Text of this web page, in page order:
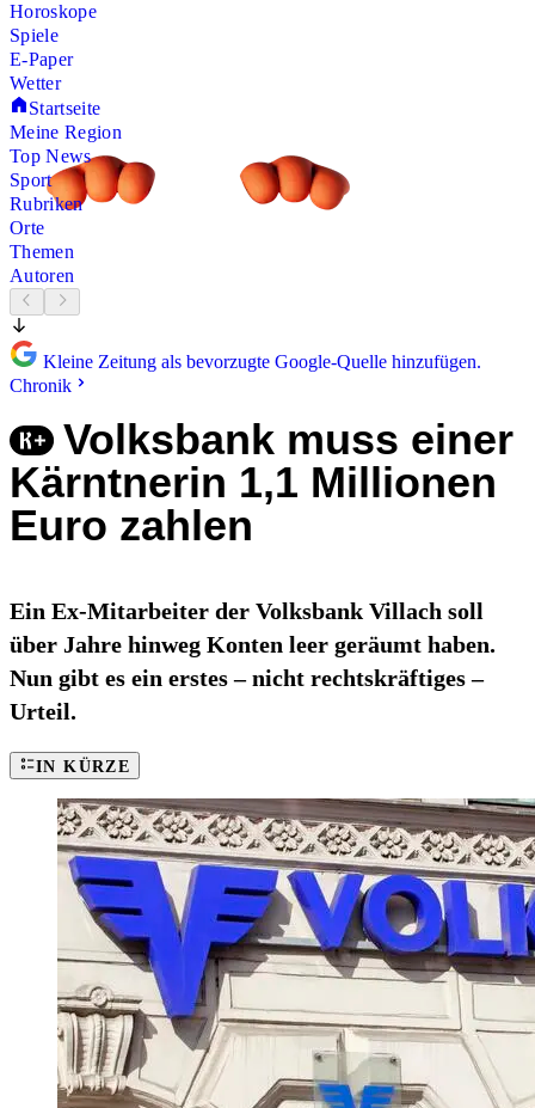
Horoskope
Spiele
E-Paper
Wetter
Startseite
Meine Region
Top News
Sport
Rubriken
Orte
Themen
Autoren
Kleine Zeitung als bevorzugte Google-Quelle hinzufügen.
Chronik
Volksbank muss einer
Kärntnerin 1,1 Millionen
Euro zahlen
Ein Ex-Mitarbeiter der Volksbank Villach soll
über Jahre hinweg Konten leer geräumt haben.
Nun gibt es ein erstes – nicht rechtskräftiges –
Urteil.
IN KÜRZE